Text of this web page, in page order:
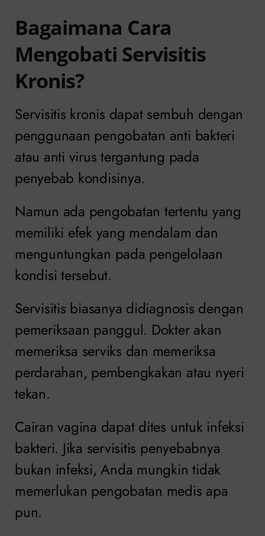
Bagaimana Cara
Mengobati Servisitis
Kronis?
Servisitis kronis dapat sembuh dengan
penggunaan pengobatan anti bakteri
atau anti virus tergantung pada
penyebab kondisinya.
Namun ada pengobatan tertentu yang
memiliki efek yang mendalam dan
menguntungkan pada pengelolaan
kondisi tersebut.
Servisitis biasanya didiagnosis dengan
pemeriksaan panggul. Dokter akan
memeriksa serviks dan memeriksa
perdarahan, pembengkakan atau nyeri
tekan.
Cairan vagina dapat dites untuk infeksi
bakteri. Jika servisitis penyebabnya
bukan infeksi, Anda mungkin tidak
memerlukan pengobatan medis apa
pun.